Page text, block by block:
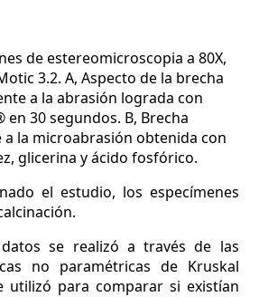
de estereomicroscopia a 80X,
3.2. A, Aspecto de la brecha
a la abrasión lograda con
30 segundos. B, Brecha
la microabrasión obtenida con
glicerina y ácido fosfórico.
el estudio, los especímenes
se realizó a través de las
no paramétricas de Kruskal
utilizó para comparar si existían